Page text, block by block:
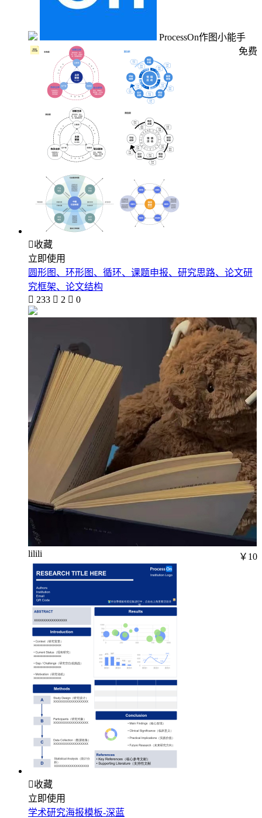
ProcessOn作图小能手
免费
收藏
立即使用
圆形图、环形图、循环、课题申报、研究思路、论文研
究框架、论文结构
 233  2  0
lilili ￥10
收藏
立即使用
学术研究海报模板-深蓝